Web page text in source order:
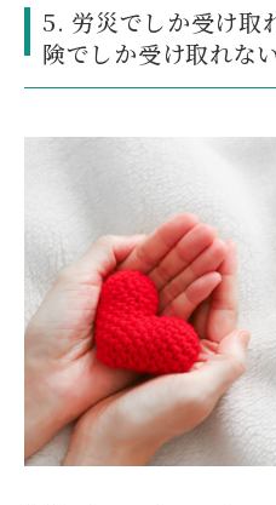
5. 労災でしか受け取
険でしか受け取れな